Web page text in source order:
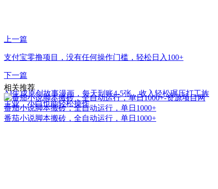
上一篇
支付宝零撸项目，没有任何操作门槛，轻松日入100+
下一篇
AI生成原创故事漫画，每天到账4-5张，收入轻松碾压打工族
主业，小白也能轻松操作
相关推荐
番茄小说脚本搬砖，全自动运行，单日1000+
番茄小说脚本搬砖，全自动运行，单日1000+